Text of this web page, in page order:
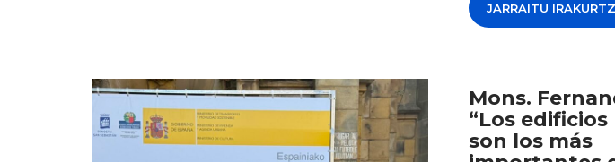
JARRAITU
Mons.
“Los
son los más